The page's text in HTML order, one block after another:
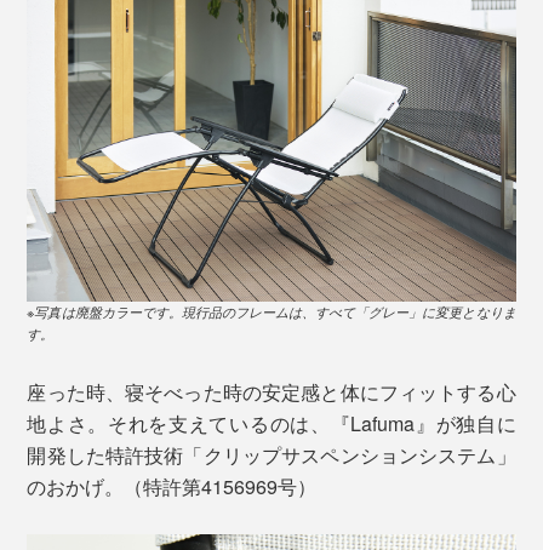
※写真は廃盤カラーです。現行品のフレームは、すべて「グレー」に変更となりま
す。
股関節の角度は127〜128 度。膝裏の角度は133 度。心
臓と膝の位置は平行に、足元はやや高く。
ヴィティ（無重力）”姿勢理論は、人が無重力空間に浮
かんでいる時に自然にとるポジションです。 （※1）
背中から腰にかけて負担がかかりにくく、人が最も心地
※写真は廃盤カラーです。現行品のフレームは、すべて「グレー」に変更となりま
す。
座った時、寝そべった時の安定感と体にフィットする心
地よさ。それを支えているのは、『Lafuma』が独自に
開発した特許技術「クリップサスペンションシステム」
のおかげ。（特許第4156969号）